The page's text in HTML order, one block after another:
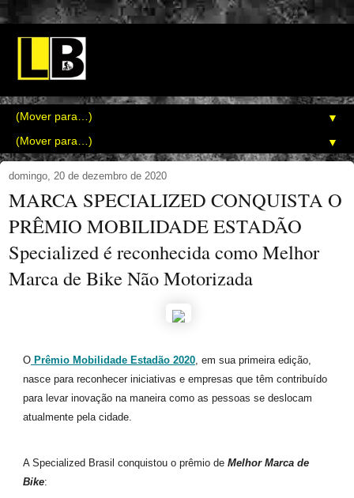
▼
▼
domingo, 20 de dezembro de 2020
MARCA SPECIALIZED CONQUISTA O
PRÊMIO MOBILIDADE ESTADÃO
Specialized é reconhecida como Melhor
Marca de Bike Não Motorizada
O Prêmio Mobilidade Estadão 2020, em sua primeira edição,
nasce para reconhecer iniciativas e empresas que têm contribuído
para levar inovação na maneira como as pessoas se deslocam
atualmente pela cidade.
A Specialized Brasil conquistou o prêmio de Melhor Marca de
Bike: